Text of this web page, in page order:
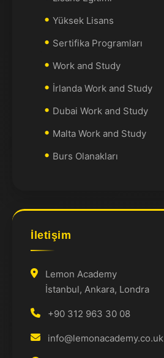
Yüksek Lisans
Sertifika Programları
Work and Study
İrlanda Work and Study
Dubai Work and Study
Malta Work and Study
Burs Olanakları
İletişim
Lemon Academy
İstanbul, Ankara, Londra
+90 312 963 30 08
info@lemonacademy.co.uk